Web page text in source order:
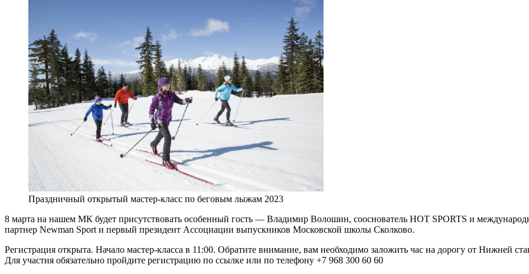
Праздничный открытый мастер-класс по беговым лыжам 2023
8 марта на нашем МК будет присутствовать особенный гость — Владимир Волошин, сооснователь HOT SPORTS и
партнер Newman Sport и первый президент Ассоциации выпускников Московской школы Сколково.
Регистрация открыта. Начало мастер-класса в 11:00. Обратите внимание, вам необходимо заложить час на дорогу от Нижней
Для участия обязательно пройдите регистрацию по ссылке или по телефону +7 968 300 60 60